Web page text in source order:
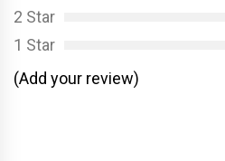
2 Star
1 Star
(Add your review)